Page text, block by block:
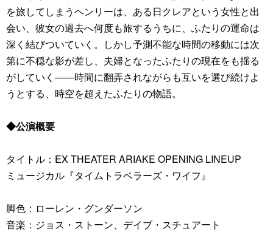
を旅してしまうヘンリーは、ある日クレアという女性と出
会い、彼女の過去へ何度も旅するうちに、ふたりの運命は
深く結びついていく。しかし予測不能な時間の移動には次
第に不穏な影が差し、夫婦となったふたりの現在をも揺る
がしていく——時間に翻弄されながらも互いを選び続けよ
うとする、時空を超えたふたりの物語。
◆公演概要
タイトル：EX THEATER ARIAKE OPENING LINEUP
ミュージカル『タイムトラベラーズ・ワイフ』
脚色：ローレン・グンダーソン
音楽：ジョス・ストーン、デイブ・スチュアート